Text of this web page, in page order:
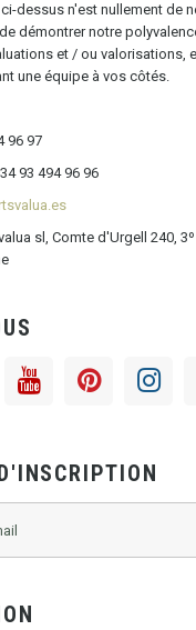
dessus n'est nullement de
démontrer notre
et / ou valorisations,
une équipe à vos côtés.
96 97
93 494 96 96
sl, Comte d'Urgell 240,